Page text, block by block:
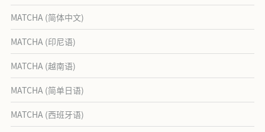
MATCHA (简体中文)
MATCHA (印尼语)
MATCHA (越南语)
MATCHA (简单日语)
MATCHA (西班牙语)